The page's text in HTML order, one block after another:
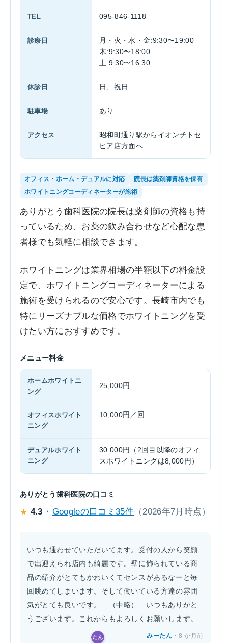
TEL 095-846-1118
診療日
月・火・水・金:9:30〜19:00
木:9:30〜18:00
土:9:30〜16:30
休診日 日、祝日
駐車場 あり
アクセス
昭和町通り駅からイオンチトセ
ピア店方面へ
オフィス・ホーム・デュアルに対応 院長は薬剤師資格を保有
ホワイトニングコーディネーターが施術
ありがとう歯科医院の院長は薬剤師の資格も持
っているため、お薬の飲み合わせなど心配な患
者様でも気軽に相談できます。
ホワイトニングは業界相場の半額以下の料金設
定で、ホワイトニングコーディネーターによる
施術を受けられるので安心です。長崎市内でも
特にリーズナブルな価格でホワイトニングを受
けたい方におすすめです。
メニュー料金
ホームホワイトニ
ング
25,000円
オフィスホワイト
ニング
10,000円／回
デュアルホワイト
ニング
30.000円（2回目以降のオフィ
スホワイトニングは8,000円）
ありがとう歯科医院の口コミ
★ 4.3 ・ Googleの口コミ35件（2026年7月時点）
いつも通わせていただいてます。受付の人から笑顔
で出迎えられ店内も綺麗です。壁に飾られている商
品の紹介がとてもかわいくてセンスがあるなーと毎
回眺めてしまいます。そして働いている方達の雰囲
気がとても良いです。…（中略）…いつもありがと
うございます。これからもよろしくお願いします。
みーたん ・8 か月前